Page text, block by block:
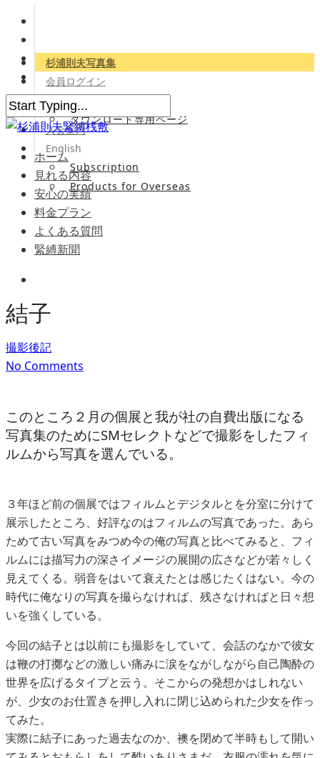
杉浦則夫写真集
会員ログイン
会員専用サイト
ダウンロード専用ページ
入会案内
English
Subscription
Products for Overseas
ホーム
見れる内容
安心の実績
料金プラン
よくある質問
緊縛新聞
結子
撮影後記
No Comments
このところ２月の個展と我が社の自費出版になる
写真集のためにSMセレクトなどで撮影をしたフィ
ルムから写真を選んでいる。
３年ほど前の個展ではフィルムとデジタルとを分室に分けて
展示したところ、好評なのはフィルムの写真であった。あら
ためて古い写真をみつめ今の俺の写真と比べてみると、フィ
ルムには描写力の深さイメージの展開の広さなどが若々しく
見えてくる。弱音をはいて衰えたとは感じたくはない。今の
時代に俺なりの写真を撮らなければ、残さなければと日々想
いを強くしている。
今回の結子とは以前にも撮影をしていて、会話のなかで彼女
は鞭の打擲などの激しい痛みに涙をながしながら自己陶酔の
世界を広げるタイプと云う。そこからの発想かはしれない
が、少女のお仕置きを押し入れに閉じ込められた少女を作っ
てみた。
実際に結子にあった過去なのか、襖を閉めて半時もして開い